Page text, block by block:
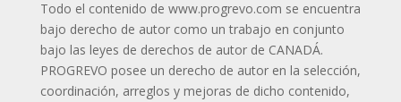
Todo el contenido de www.progrevo.com se encuentra
bajo derecho de autor como un trabajo en conjunto
bajo las leyes de derechos de autor de CANADÁ.
PROGREVO posee un derecho de autor en la selección,
coordinación, arreglos y mejoras de dicho contenido,